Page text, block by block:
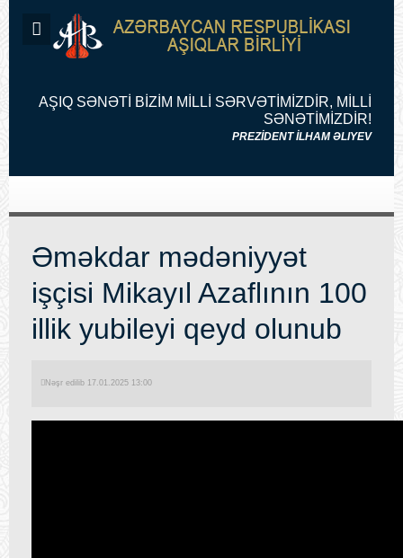
AŞIQ SƏNƏTİ BİZİM MİLLİ SƏRVƏTİMİZDİR, MİLLİ
SƏNƏTİMİZDİR!
PREZİDENT İLHAM ƏLIYEV
Əməkdar mədəniyyət
işçisi Mikayıl Azaflının 100
illik yubileyi qeyd olunub
Nəşr edilib 17.01.2025 13:00